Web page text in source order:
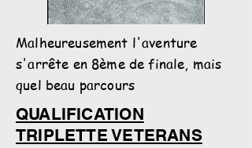
Malheureusement l'aventure
s'arrête en 8ème de finale, mais
quel beau parcours
QUALIFICATION
TRIPLETTE VETERANS